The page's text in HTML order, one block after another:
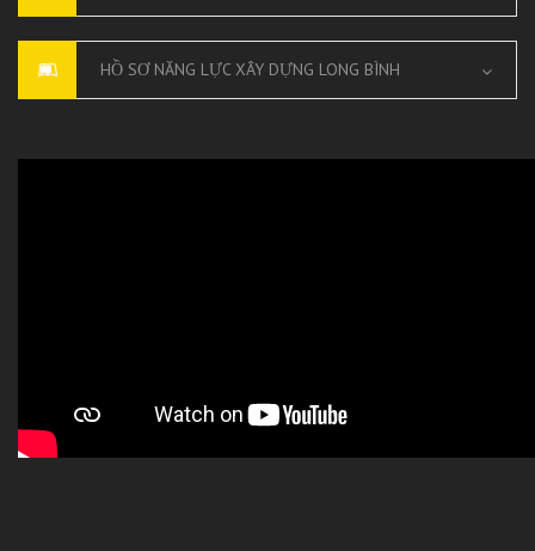
HỒ SƠ NĂNG LỰC XÂY DỰNG LONG BÌNH